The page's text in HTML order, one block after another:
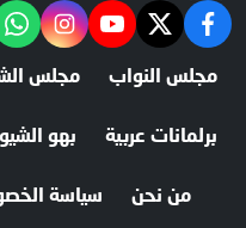
facebook
twitter
youtube "‎Follow the آخر خبر channel on WhatsApp:
مجلس النواب مجلس
برلمانات عربية بهو
من نحن سياسة